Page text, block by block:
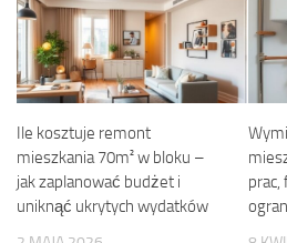
Ile kosztuje remont
mieszkania 70m² w bloku –
jak zaplanować budżet i
uniknąć ukrytych wydatków
prac,